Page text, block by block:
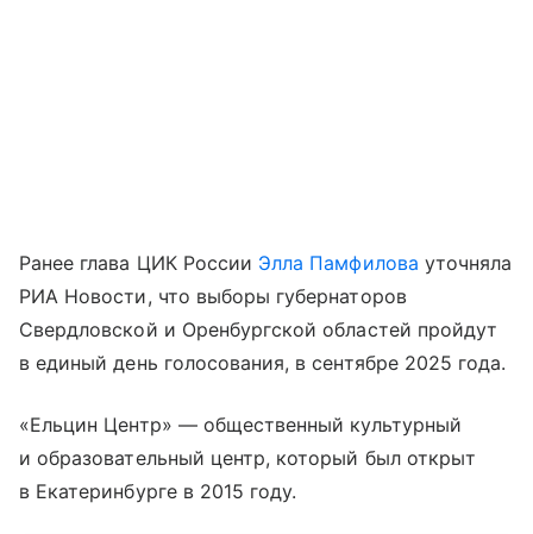
Ранее глава ЦИК России Элла Памфилова уточняла
РИА Новости, что выборы губернаторов
Свердловской и Оренбургской областей пройдут
в единый день голосования, в сентябре 2025 года.
«Ельцин Центр» — общественный культурный
и образовательный центр, который был открыт
в Екатеринбурге в 2015 году.